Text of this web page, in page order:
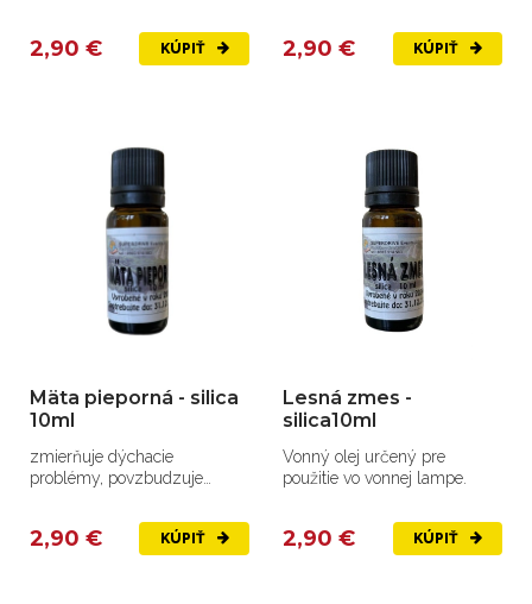
2,90 € KÚPIŤ 2,90 € KÚPIŤ
Mäta pieporná - silica
10ml
zmierňuje dýchacie
problémy, povzbudzuje
2,90 € KÚPIŤ
Lesná zmes -
silica10ml
Vonný olej určený pre
použitie vo vonnej lampe.
2,90 € KÚPIŤ